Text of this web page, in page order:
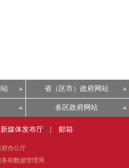
省（区市）政府网站
各区政府网站
媒体发布厅 邮箱
府办公厅
和数据管理局